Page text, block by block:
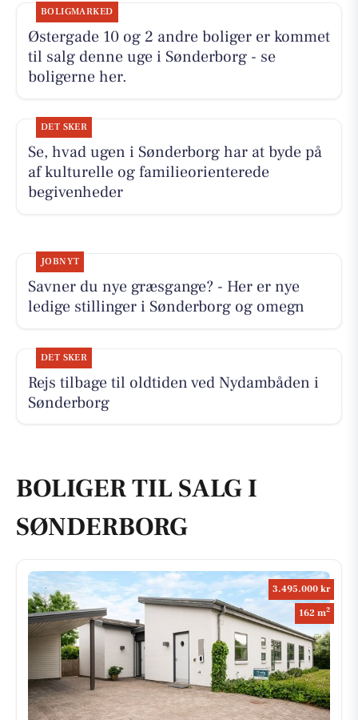
BOLIGMARKED
Østergade 10 og 2 andre boliger er kommet
til salg denne uge i Sønderborg - se
boligerne her.
DET SKER
Se, hvad ugen i Sønderborg har at byde på
af kulturelle og familieorienterede
begivenheder
JOBNYT
Savner du nye græsgange? - Her er nye
ledige stillinger i Sønderborg og omegn
DET SKER
Rejs tilbage til oldtiden ved Nydambåden i
Sønderborg
BOLIGER TIL SALG I
SØNDERBORG
3.495.000 kr
162 m2